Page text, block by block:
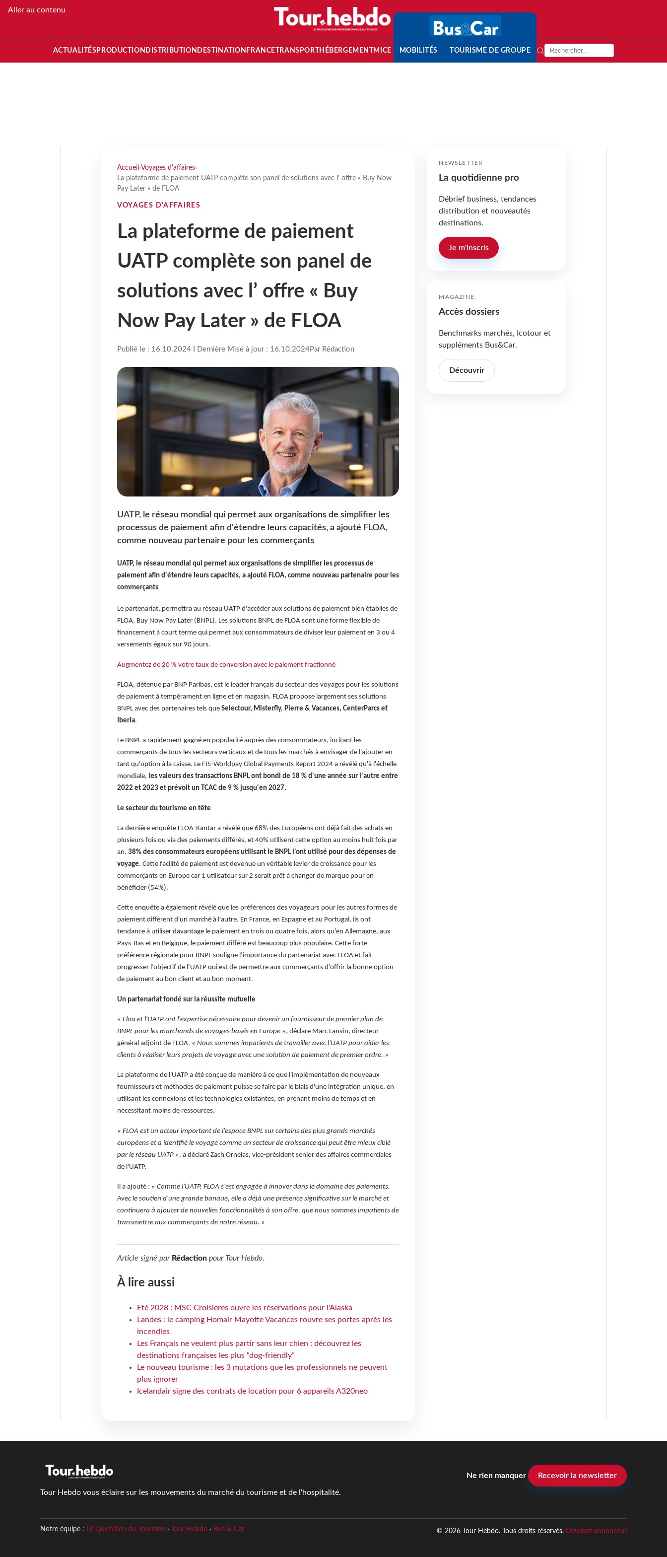
Aller au contenu
ACTUALITÉS PRODUCTION DISTRIBUTION DESTINATION FRANCETRANSPORT HÉBERGEMENTMICE MOBILITÉS TOURISME DE GROUPE
Accueil ›Voyages d'affaires›
La plateforme de paiement UATP complète son panel de solutions avec l’ offre « Buy Now
Pay Later » de FLOA
VOYAGES D'AFFAIRES
La plateforme de paiement
UATP complète son panel de
solutions avec l’ offre « Buy
Now Pay Later » de FLOA
Publié le : 16.10.2024 I Dernière Mise à jour : 16.10.2024Par Rédaction
UATP, le réseau mondial qui permet aux organisations de simplifier les
processus de paiement afin d'étendre leurs capacités, a ajouté FLOA,
comme nouveau partenaire pour les commerçants
UATP, le réseau mondial qui permet aux organisations de simplifier les processus de
paiement afin d'étendre leurs capacités, a ajouté FLOA, comme nouveau partenaire pour les
commerçants
Le partenariat, permettra au réseau UATP d'accéder aux solutions de paiement bien établies de
FLOA, Buy Now Pay Later (BNPL). Les solutions BNPL de FLOA sont une forme flexible de
financement à court terme qui permet aux consommateurs de diviser leur paiement en 3 ou 4
versements égaux sur 90 jours.
Augmentez de 20 % votre taux de conversion avec le paiement fractionné
FLOA, détenue par BNP Paribas, est le leader français du secteur des voyages pour les solutions
de paiement à tempérament en ligne et en magasin. FLOA propose largement ses solutions
BNPL avec des partenaires tels que Selectour, Misterfly, Pierre & Vacances, CenterParcs et
Iberia.
Le BNPL a rapidement gagné en popularité auprès des consommateurs, incitant les
commerçants de tous les secteurs verticaux et de tous les marchés à envisager de l'ajouter en
tant qu'option à la caisse. Le FIS-Worldpay Global Payments Report 2024 a révélé qu'à l'échelle
mondiale, les valeurs des transactions BNPL ont bondi de 18 % d'une année sur l'autre entre
2022 et 2023 et prévoit un TCAC de 9 % jusqu'en 2027.
Le secteur du tourisme en tête
La dernière enquête FLOA-Kantar a révélé que 68% des Européens ont déjà fait des achats en
plusieurs fois ou via des paiements différés, et 40% utilisent cette option au moins huit fois par
an. 38% des consommateurs européens utilisant le BNPL l'ont utilisé pour des dépenses de
voyage. Cette facilité de paiement est devenue un véritable levier de croissance pour les
commerçants en Europe car 1 utilisateur sur 2 serait prêt à changer de marque pour en
bénéficier (54%).
Cette enquête a également révélé que les préférences des voyageurs pour les autres formes de
paiement diffèrent d'un marché à l'autre. En France, en Espagne et au Portugal, ils ont
tendance à utiliser davantage le paiement en trois ou quatre fois, alors qu'en Allemagne, aux
Pays-Bas et en Belgique, le paiement différé est beaucoup plus populaire. Cette forte
préférence régionale pour BNPL souligne l’importance du partenariat avec FLOA et fait
progresser l’objectif de l’UATP qui est de permettre aux commerçants d’offrir la bonne option
de paiement au bon client et au bon moment.
Un partenariat fondé sur la réussite mutuelle
« Floa et l'UATP ont l'expertise nécessaire pour devenir un fournisseur de premier plan de
BNPL pour les marchands de voyages basés en Europe», déclare Marc Lanvin, directeur
général adjoint de FLOA. « Nous sommes impatients de travailler avec l'UATP pour aider les
clients à réaliser leurs projets de voyage avec une solution de paiement de premier ordre. »
La plateforme de l'UATP a été conçue de manière à ce que l'implémentation de nouveaux
fournisseurs et méthodes de paiement puisse se faire par le biais d'une intégration unique, en
utilisant les connexions et les technologies existantes, en prenant moins de temps et en
nécessitant moins de ressources.
« FLOA est un acteur important de l'espace BNPL sur certains des plus grands marchés
européens et a identifié le voyage comme un secteur de croissance qui peut être mieux ciblé
par le réseau UATP», a déclaré Zach Ornelas, vice-président senior des affaires commerciales
de l'UATP.
Il a ajouté : « Comme l'UATP, FLOA s'est engagée à innover dans le domaine des paiements.
Avec le soutien d'une grande banque, elle a déjà une présence significative sur le marché et
continuera à ajouter de nouvelles fonctionnalités à son offre, que nous sommes impatients de
transmettre aux commerçants de notre réseau. »
Article signé par Rédactionpour Tour Hebdo.
À lire aussi
Eté 2028 : MSC Croisières ouvre les réservations pour l'Alaska
Landes : le camping Homair Mayotte Vacances rouvre ses portes après les
incendies
Les Français ne veulent plus partir sans leur chien : découvrez les
destinations françaises les plus “dog-friendly”
Le nouveau tourisme : les 3 mutations que les professionnels ne peuvent
plus ignorer
Icelandair signe des contrats de location pour 6 appareils A320neo
NEWSLETTER
La quotidienne pro
Débrief business, tendances
distribution et nouveautés
destinations.
Je m'inscris
MAGAZINE
Accès dossiers
Benchmarks marchés, Icotour et
suppléments Bus&Car.
Découvrir
Tour Hebdo vous éclaire sur les mouvements du marché du tourisme et de l'hospitalité.
Ne rien manquer Recevoir la newsletter
Notre équipe : Le Quotidien du Tourisme· Tour Hebdo· Bus & Car © 2026 Tour Hebdo. Tous droits réservés. Devenez annonceur